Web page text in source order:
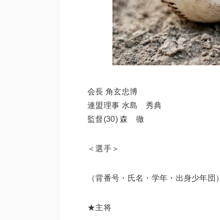
会長 角玄忠博
連盟理事 水島 秀典
監督(30) 森 徹
＜選手＞
（背番号・氏名・学年・出身少年団
★主将